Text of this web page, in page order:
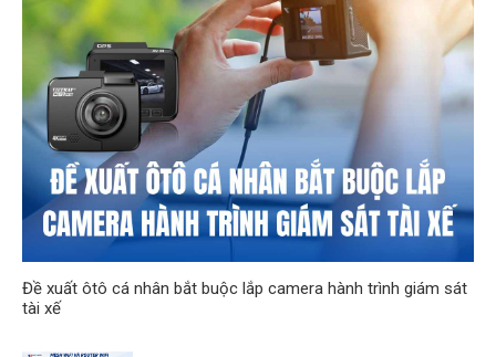
Đề xuất ôtô cá nhân bắt buộc lắp camera hành trình giám sát
tài xế